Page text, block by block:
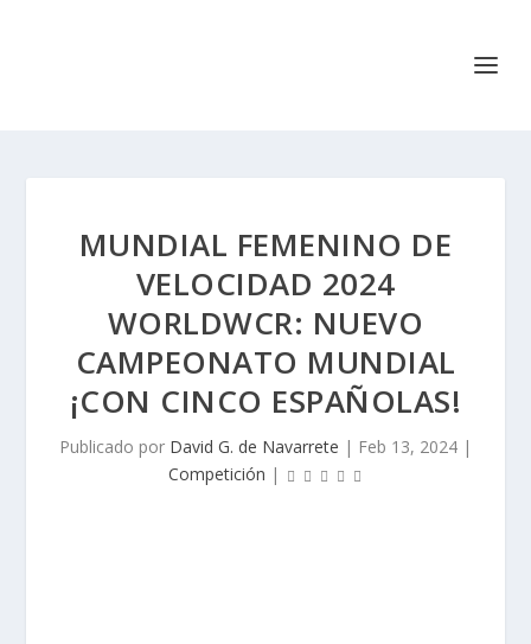
MUNDIAL FEMENINO DE
VELOCIDAD 2024
WORLDWCR: NUEVO
CAMPEONATO MUNDIAL
¡CON CINCO ESPAÑOLAS!
Publicado por David G. de Navarrete | Feb 13, 2024 |
Competición |